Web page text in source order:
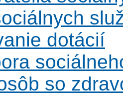
dotácií
so